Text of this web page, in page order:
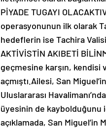
PİYADE TUGAYI
operasyonunun ilk olarak
hedeflerin ise Tachira
AKTİVİSTİN AKIBETİ
geçmesine karşın, kendisi
açmıştı.Ailesi, San
Uluslararası
üyesinin de kaybolduğunu
açıklamada, San Miguel’in